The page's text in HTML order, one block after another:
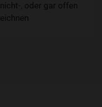
, oder gar offen